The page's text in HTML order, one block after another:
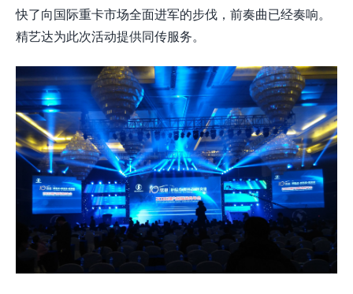
快了向国际重卡市场全面进军的步伐，前奏曲已经奏响。
精艺达为此次活动提供同传服务。